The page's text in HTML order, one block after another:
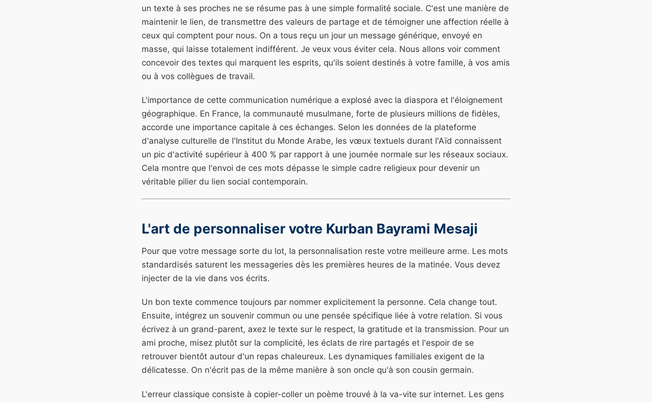
un texte à ses proches ne se résume pas à une simple formalité sociale. C'est une manière de
maintenir le lien, de transmettre des valeurs de partage et de témoigner une affection réelle à
ceux qui comptent pour nous. On a tous reçu un jour un message générique, envoyé en
masse, qui laisse totalement indifférent. Je veux vous éviter cela. Nous allons voir comment
concevoir des textes qui marquent les esprits, qu'ils soient destinés à votre famille, à vos amis
ou à vos collègues de travail.
L'importance de cette communication numérique a explosé avec la diaspora et l'éloignement
géographique. En France, la communauté musulmane, forte de plusieurs millions de fidèles,
accorde une importance capitale à ces échanges. Selon les données de la plateforme
d'analyse culturelle de l'Institut du Monde Arabe, les vœux textuels durant l'Aïd connaissent
un pic d'activité supérieur à 400 % par rapport à une journée normale sur les réseaux sociaux.
Cela montre que l'envoi de ces mots dépasse le simple cadre religieux pour devenir un
véritable pilier du lien social contemporain.
L'art de personnaliser votre Kurban Bayrami Mesaji
Pour que votre message sorte du lot, la personnalisation reste votre meilleure arme. Les mots
standardisés saturent les messageries dès les premières heures de la matinée. Vous devez
injecter de la vie dans vos écrits.
Un bon texte commence toujours par nommer explicitement la personne. Cela change tout.
Ensuite, intégrez un souvenir commun ou une pensée spécifique liée à votre relation. Si vous
écrivez à un grand-parent, axez le texte sur le respect, la gratitude et la transmission. Pour un
ami proche, misez plutôt sur la complicité, les éclats de rire partagés et l'espoir de se
retrouver bientôt autour d'un repas chaleureux. Les dynamiques familiales exigent de la
délicatesse. On n'écrit pas de la même manière à son oncle qu'à son cousin germain.
L'erreur classique consiste à copier-coller un poème trouvé à la va-vite sur internet. Les gens